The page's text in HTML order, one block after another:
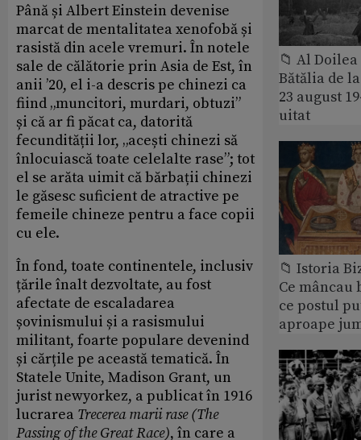
Până și Albert Einstein devenise
marcat de mentalitatea xenofobă și
rasistă din acele vremuri. În notele
sale de călătorie prin Asia de Est, în
anii ’20, el i-a descris pe chinezi ca
fiind „muncitori, murdari, obtuzi”
și că ar fi păcat ca, datorită
fecundității lor, „acești chinezi să
înlocuiască toate celelalte rase”; tot
el se arăta uimit că bărbații chinezi
le găsesc suficient de atractive pe
femeile chineze pentru a face copii
cu ele.
În fond, toate continentele, inclusiv
țările înalt dezvoltate, au fost
afectate de escaladarea
șovinismului și a rasismului
militant, foarte populare devenind
și cărțile pe această tematică. În
Statele Unite, Madison Grant, un
jurist newyorkez, a publicat în 1916
lucrarea Trecerea marii rase (The
Passing of the Great Race), în care a
📁 Al
Bătălia de
23 august
uitat
📁 Istoria
Ce
ce postul
aproape